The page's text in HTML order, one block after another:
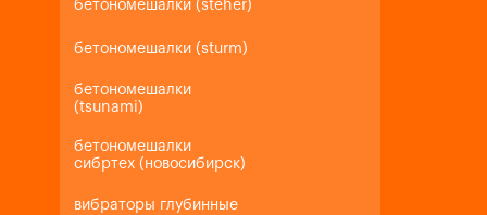
бетономешалки (steher)
бетономешалки (sturm)
бетономешалки
(tsunami)
бетономешалки
сибртех (новосибирск)
вибраторы глубинные